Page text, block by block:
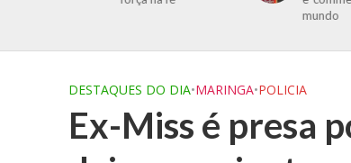
mundo
DESTAQUES DO DIA•MARINGA•POLICIA
Ex-Miss é presa